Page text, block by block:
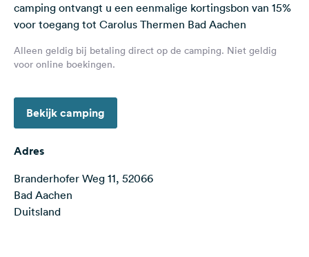
Nieuwsbrief
Vragen &
Feedback
Volg
ons
social
media
camping ontvangt u een eenmalige kortingsbon van 15%
voor toegang tot Carolus Thermen Bad Aachen
Alleen geldig bij betaling direct op de camping. Niet geldig
voor online boekingen.
Bekijk camping
Adres
Branderhofer Weg 11, 52066
Bad Aachen
Duitsland